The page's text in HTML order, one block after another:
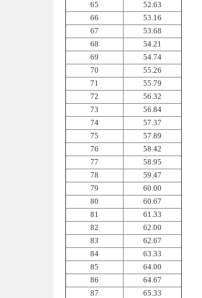
65
52.63
66
53.16
67
53.68
68
54.21
69
54.74
70
55.26
71
55.79
72
56.32
73
56.84
74
57.37
75
57.89
76
58.42
77
58.95
78
59.47
79
60.00
80
60.67
81
61.33
82
62.00
83
62.67
84
63.33
85
64.00
86
64.67
87
65.33